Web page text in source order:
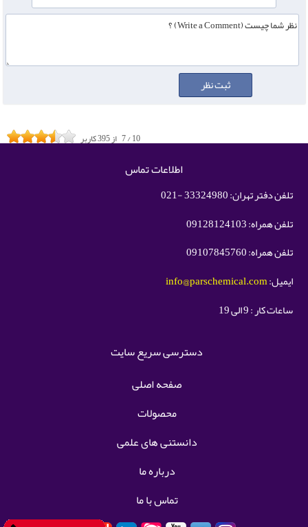
7/10 از395کاربر
اطلاعات تماس
تلفن دفتر تهران: 33324980 -021
تلفن همراه: 09128124103
تلفن همراه: 09107845760
ایمیل:info@parschemical.com
ساعات کار : 9 الی 19
دسترسی سریع سایت
صفحه اصلی
محصولات
دانستنی های علمی
درباره ما
تماس با ما